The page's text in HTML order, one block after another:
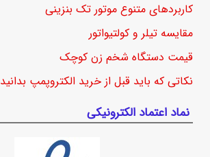
کاربردهای متنوع موتور تک بنزینی
مقایسه تیلر و کولتیواتور
قیمت دستگاه شخم زن کوچک
نکاتی که باید قبل از خرید الکتروپمپ بدانید
نماد اعتماد الکترونیکی